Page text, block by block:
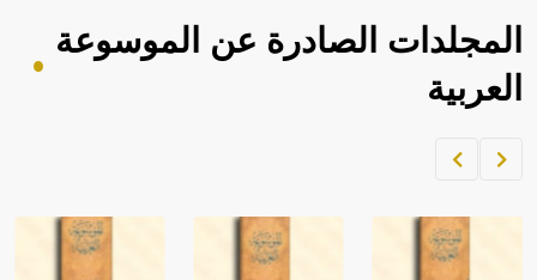
المجلدات الصادرة عن الموسوعة
العربية